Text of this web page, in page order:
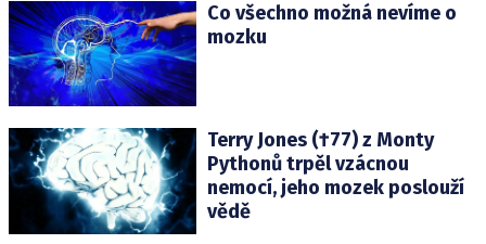
Co všechno možná nevíme o
mozku
Terry Jones (†77) z Monty
Pythonů trpěl vzácnou
nemocí, jeho mozek poslouží
vědě